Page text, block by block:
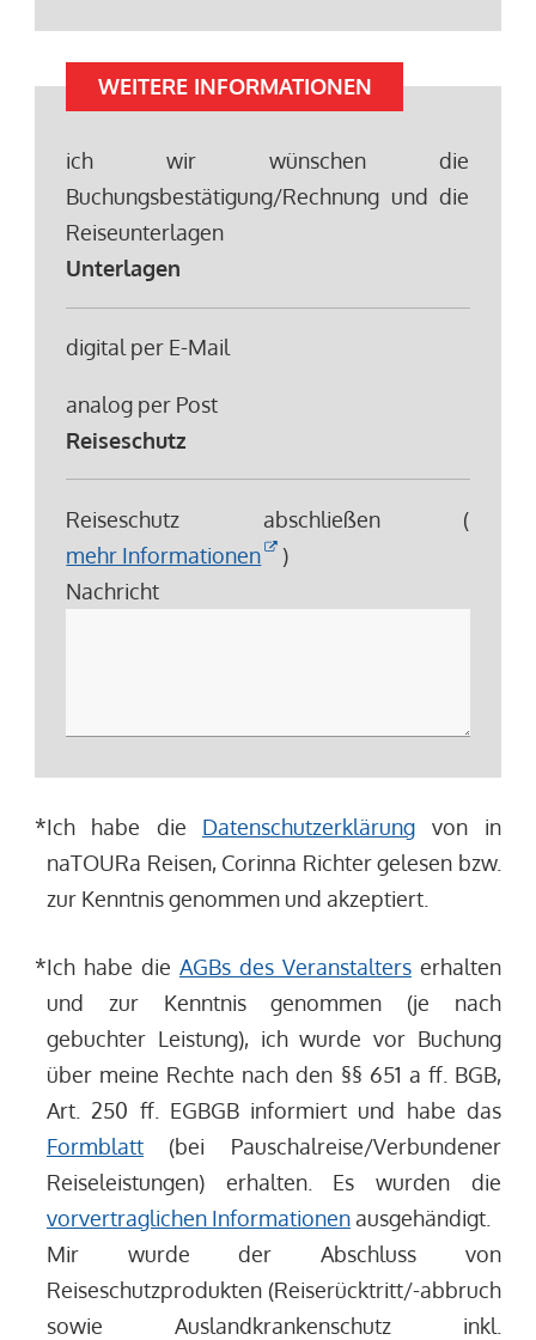
WEITERE INFORMATIONEN
ich wir wünschen die
Buchungsbestätigung/Rechnung und die
Reiseunterlagen
Unterlagen
digital per E-Mail
analog per Post
Reiseschutz
Reiseschutz abschließen (
mehr Informationen
)
Nachricht
*Ich habe die Datenschutzerklärungvon in
naTOURa Reisen, Corinna Richter gelesen bzw.
zur Kenntnis genommen und akzeptiert.
*Ich habe die AGBs des Veranstalterserhalten
und zur Kenntnis genommen (je nach
gebuchter Leistung), ich wurde vor Buchung
über meine Rechte nach den §§ 651 a ff. BGB,
Art. 250 ff. EGBGB informiert und habe das
Formblatt(bei Pauschalreise/Verbundener
Reiseleistungen) erhalten. Es wurden die
vorvertraglichen Informationenausgehändigt.
Mir wurde der Abschluss von
Reiseschutzprodukten (Reiserücktritt/-abbruch
sowie Auslandkrankenschutz inkl.